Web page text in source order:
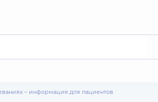
– информация для пациентов